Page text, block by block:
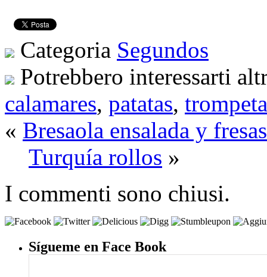
Categoria Segundos
Potrebbero interessarti
calamares, patatas,
« Bresaola ensalada y
Turquía rollos »
I commenti sono chiusi.
Sígueme en Face Book